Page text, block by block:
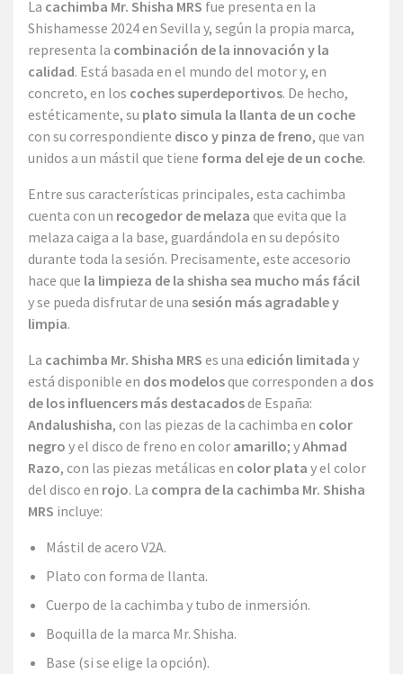
La cachimba Mr. Shisha MRS fue presenta en la
Shishamesse 2024 en Sevilla y, según la propia marca,
representa la combinación de la innovación y la
calidad. Está basada en el mundo del motor y, en
concreto, en los coches superdeportivos. De hecho,
estéticamente, su plato simula la llanta de un coche
con su correspondiente disco y pinza de freno, que van
unidos a un mástil que tiene forma del eje de un coche.
Entre sus características principales, esta cachimba
cuenta con un recogedor de melaza que evita que la
melaza caiga a la base, guardándola en su depósito
durante toda la sesión. Precisamente, este accesorio
hace que la limpieza de la shisha sea mucho más fácil
y se pueda disfrutar de una sesión más agradable y
limpia.
La cachimba Mr. Shisha MRS es una edición limitada y
está disponible en dos modelosque corresponden a dos
de los influencers más destacadosde España:
Andalushisha, con las piezas de la cachimba en color
negro y el disco de freno en color amarillo; yAhmad
Razo, con las piezas metálicas en color plata y el color
del disco en rojo. La compra de la cachimba Mr. Shisha
MRS incluye:
Mástil de acero V2A.
Plato con forma de llanta.
Cuerpo de la cachimba y tubo de inmersión.
Boquilla de la marca Mr. Shisha.
Base (si se elige la opción).